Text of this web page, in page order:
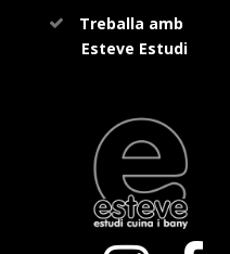
Treballa amb
Esteve Estudi